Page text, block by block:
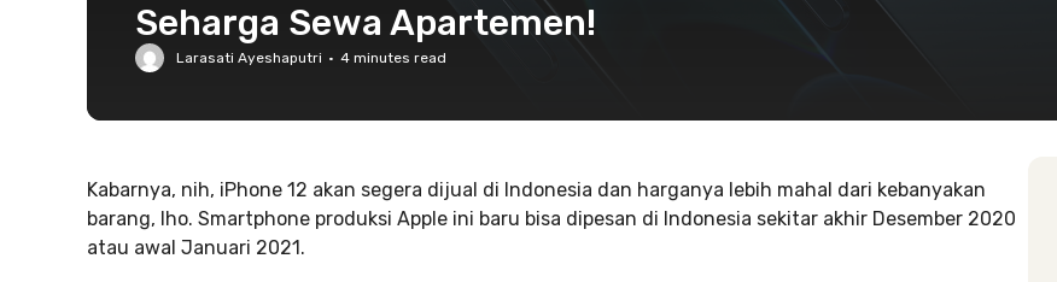
Seharga Sewa Apartemen!
Larasati Ayeshaputri · 4 minutes read
Kabarnya, nih, iPhone 12 akan segera dijual di Indonesia dan harganya lebih mahal dari kebanyakan
barang, lho. Smartphone produksi Apple ini baru bisa dipesan di Indonesia sekitar akhir Desember 2020
atau awal Januari 2021.